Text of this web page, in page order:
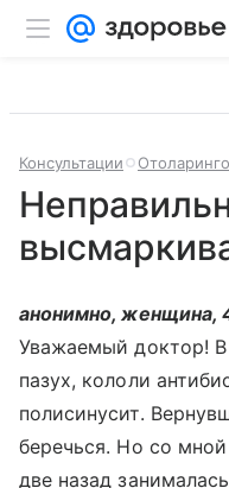
Консультации
анонимно, женщина,
Уважаемый доктор!
пазух, кололи
полисинусит.
беречься. Но со
две назад